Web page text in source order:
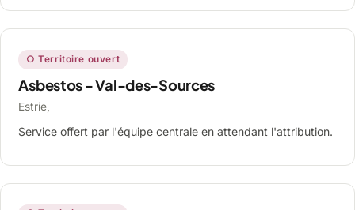
○ Territoire ouvert
Asbestos - Val-des-Sources
Estrie,
Service offert par l'équipe centrale en attendant l'attribution.